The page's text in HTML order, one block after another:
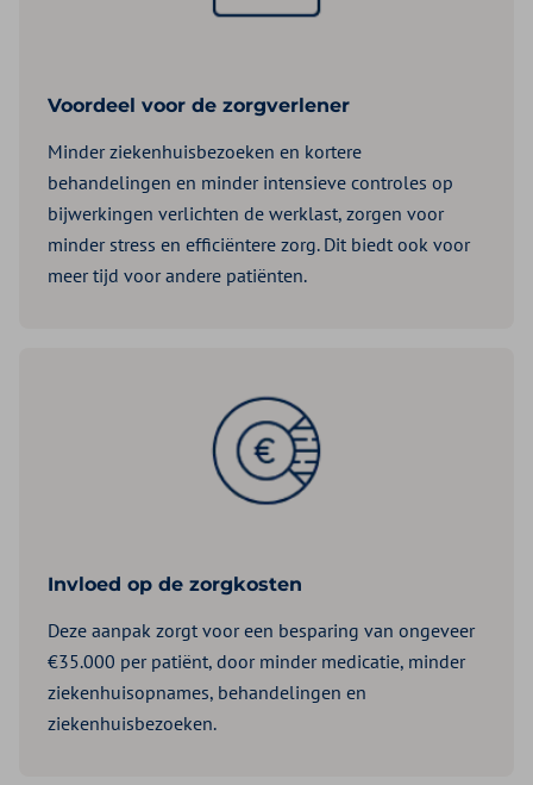
Voordeel voor de zorgverlener
Minder ziekenhuisbezoeken en kortere
behandelingen en minder intensieve controles op
bijwerkingen verlichten de werklast, zorgen voor
minder stress en efficiëntere zorg. Dit biedt ook voor
meer tijd voor andere patiënten.
Invloed op de zorgkosten
Deze aanpak zorgt voor een besparing van ongeveer
€35.000 per patiënt, door minder medicatie, minder
ziekenhuisopnames, behandelingen en
ziekenhuisbezoeken.